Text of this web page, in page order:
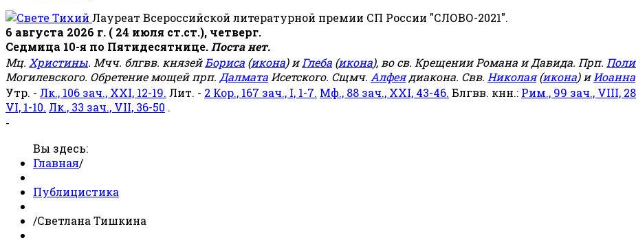
Лауреат Всероссийской литературной премии СП России "СЛОВО-2021".
6 августа 2026 г. ( 24 июля ст.ст.), четверг.
Седмица 10-я по Пятидесятнице. Поста нет.
Мц. Христины. Мчч. блгвв. князейБориса (икона) иГлеба (икона), во св. Крещении Романа и Давида. Прп.
Могилевского. Обретение мощей прп. Далмата Исетского. Сщмч. Алфеядиакона. Свв. Николая(икона) иИоанна
Утр. - Лк., 106 зач., XXI, 12-19. Лит. - 2 Кор., 167 зач., I, 1-7. Мф., 88 зач., XXI, 43-46. Блгвв. кнн.: Рим., 99 зач., VIII,
VI, 1-10. Лк., 33 зач., VII, 36-50 .
-
Вы здесь:
Главная/
Публицистика
/Светлана Тишкина